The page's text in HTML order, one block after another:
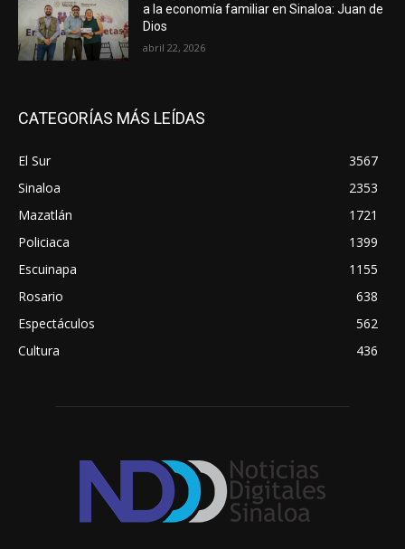
a la economía familiar en Sinaloa: Juan de
Dios
abril 22, 2026
CATEGORÍAS MÁS LEÍDAS
El Sur
3567
Sinaloa
2353
Mazatlán
1721
Policiaca
1399
Escuinapa
1155
Rosario
638
Espectáculos
562
Cultura
436